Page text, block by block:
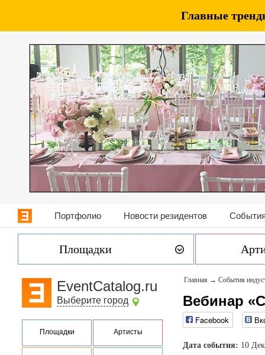
Главные
Портфолио Новости резидентов
Площадки
EventCatalog.ru
Выберите город
Площадки Артисты
Главная → События
Вебинар
Facebook
Дата события: 10